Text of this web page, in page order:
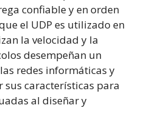
confiable y en orden
el UDP es utilizado en
la velocidad y la
desempeñan un
redes informáticas y
características para
al diseñar y